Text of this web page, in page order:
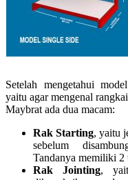
Setelah mengetahui
yaitu agar mengenal
Maybrat ada dua macam:
Rak Starting, yaitu
sebelum
Tandanya memiliki 2
Rak Jointing,